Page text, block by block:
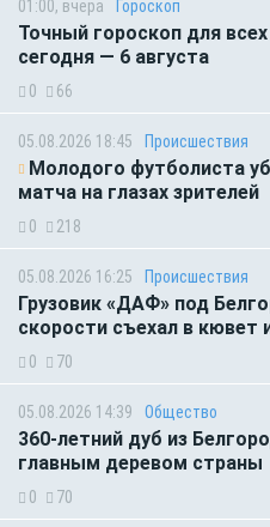
01:00, вчера Гороскоп
Точный гороскоп для
сегодня — 6 августа
0 66
05.08.2026 18:45 Происшествия
Молодого футболиста
матча на глазах зрителей
0 218
05.08.2026 16:25 Происшествия
Грузовик «ДАФ» под
скорости съехал в кювет
0 70
05.08.2026 14:39 Общество
360-летний дуб из
главным деревом страны
0 70